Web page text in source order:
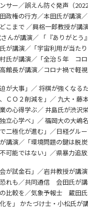
サー／誤えん防ぐ発声（
権の行方／本田氏が講演
まで ／興梠一郎教授が講
が講演／ 「『ありがとう
講演／「宇宙利用が当た
氏が講演／「全治５年 コ
長が講演／コロナ禍で軽
大事」／ 将棋が強くなる
Ｏ２削減を」／ 九大・藤
心得学ぶ／ 井島氏が渋沢
心学べ」／ 福岡大の大嶋
極化が進む」／日経グル
演／「環境問題の鍵は脱
能ではない」／県暴力追
試金石」／岩井教授が講
も／共同通信 会田氏が講
比較を／気象予報士 蔵田
を」 かたづけ士・小松氏が